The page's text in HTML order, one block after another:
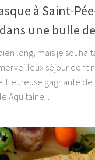
à Saint-
une bulle
long, mais je
séjour dont
Heureuse gagnante
Aquitaine...